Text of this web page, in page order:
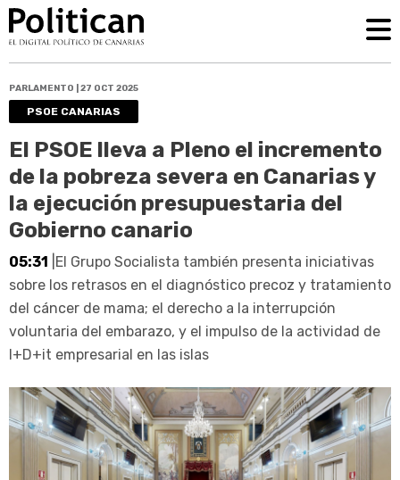
PARLAMENTO | 27 OCT 2025
PSOE CANARIAS
El PSOE lleva a Pleno el incremento
de la pobreza severa en Canarias y
la ejecución presupuestaria del
Gobierno canario
05:31 |El Grupo Socialista también presenta iniciativas
sobre los retrasos en el diagnóstico precoz y tratamiento
del cáncer de mama; el derecho a la interrupción
voluntaria del embarazo, y el impulso de la actividad de
I+D+it empresarial en las islas